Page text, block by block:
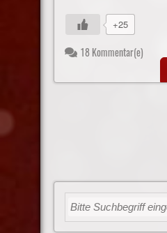
+25
18 Kommentar(e)